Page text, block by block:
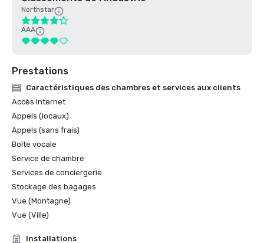
Northstar
AAA
Prestations
Caractéristiques des chambres et services aux clients
Accès Internet
Appels (locaux)
Appels (sans frais)
Boîte vocale
Service de chambre
Services de conciergerie
Stockage des bagages
Vue (Montagne)
Vue (Ville)
Installations